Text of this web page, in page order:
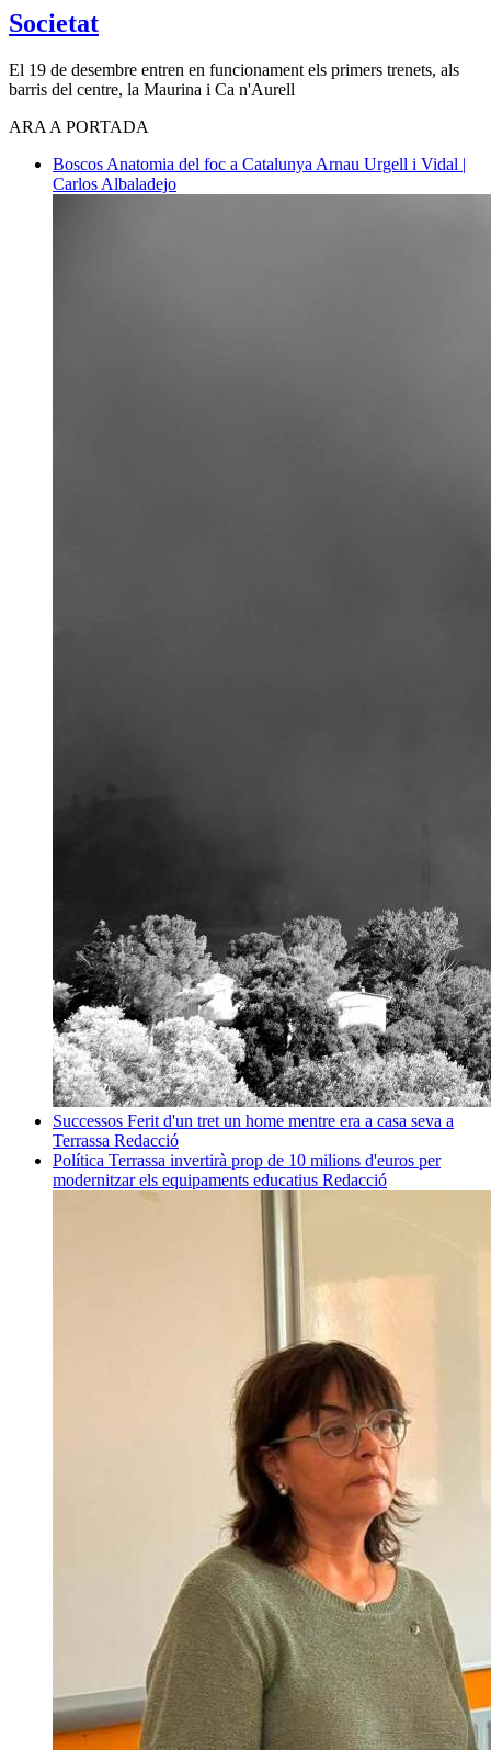
Societat
El 19 de desembre entren en funcionament els primers trenets, als
barris del centre, la Maurina i Ca n'Aurell
ARA A PORTADA
Boscos Anatomia del foc a Catalunya Arnau Urgell i Vidal |
Carlos Albaladejo
Successos Ferit d'un tret un home mentre era a casa seva a
Terrassa Redacció
Política Terrassa invertirà prop de 10 milions d'euros per
modernitzar els equipaments educatius Redacció